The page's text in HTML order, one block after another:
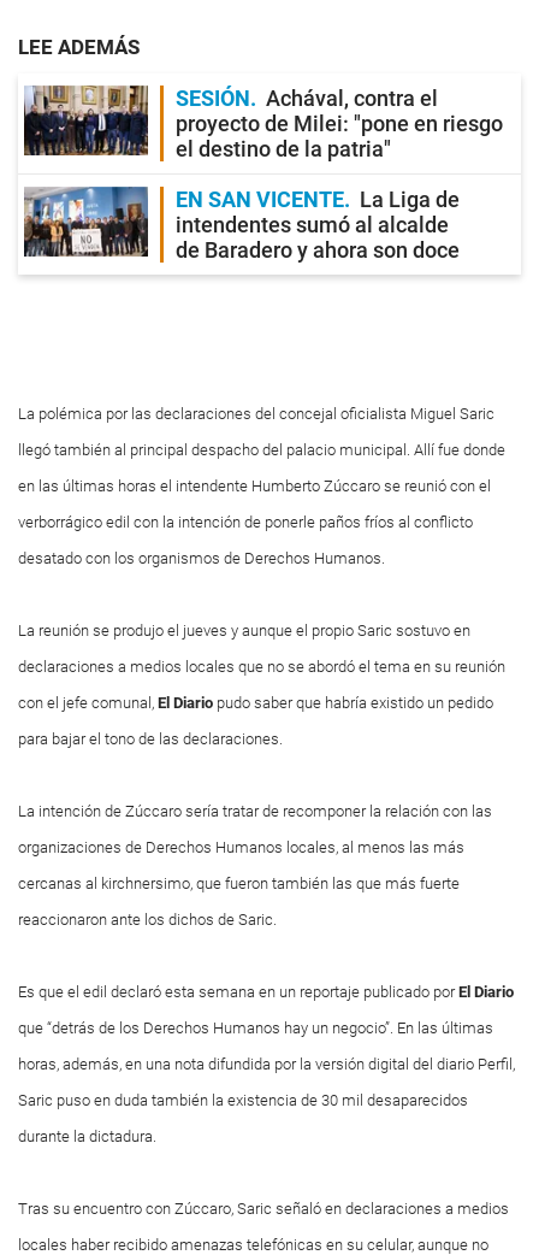
LEE ADEMÁS
SESIÓN
Achával, contra el
proyecto de Milei: "pone en riesgo
el destino de la patria"
EN SAN VICENTE
La Liga de
intendentes sumó al alcalde
de Baradero y ahora son doce
La polémica por las declaraciones del concejal oficialista Miguel Saric
llegó también al principal despacho del palacio municipal. Allí fue donde
en las últimas horas el intendente Humberto Zúccaro se reunió con el
verborrágico edil con la intención de ponerle paños fríos al conflicto
desatado con los organismos de Derechos Humanos.
La reunión se produjo el jueves y aunque el propio Saric sostuvo en
declaraciones a medios locales que no se abordó el tema en su reunión
con el jefe comunal, El Diario pudo saber que habría existido un pedido
para bajar el tono de las declaraciones.
La intención de Zúccaro sería tratar de recomponer la relación con las
organizaciones de Derechos Humanos locales, al menos las más
cercanas al kirchnersimo, que fueron también las que más fuerte
reaccionaron ante los dichos de Saric.
Es que el edil declaró esta semana en un reportaje publicado porEl Diario
que “detrás de los Derechos Humanos hay un negocio”. En las últimas
horas, además, en una nota difundida por la versión digital del diario Perfil,
Saric puso en duda también la existencia de 30 mil desaparecidos
durante la dictadura.
Tras su encuentro con Zúccaro, Saric señaló en declaraciones a medios
locales haber recibido amenazas telefónicas en su celular, aunque no